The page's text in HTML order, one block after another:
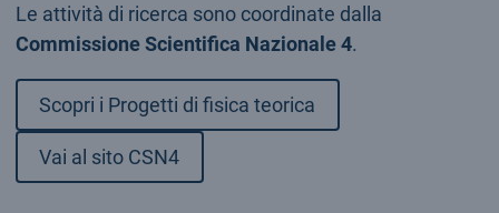
Le attività di ricerca sono coordinate dalla
Commissione Scientifica Nazionale 4.
Scopri i Progetti di fisica teorica
Vai al sito CSN4